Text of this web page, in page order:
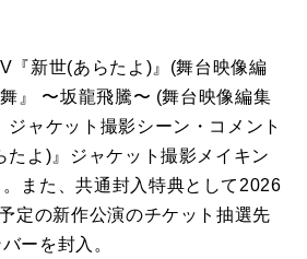
『新世(あらたよ)』(舞台映像編
』 〜坂龍飛騰〜 (舞台映像編集
ジャケット撮影シーン・コメント
たよ)』ジャケット撮影メイキン
また、共通封入特典として2026
定の新作公演のチケット抽選先
ーを封入。